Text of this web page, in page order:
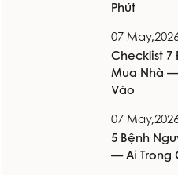
Phút
07
Checklist 7
Mua Nhà —
Vào
07
5 Bệnh
— Ai Trong